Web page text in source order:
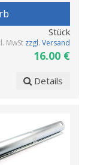
Stück
MwSt zzgl. Versand
16.00 €
Details